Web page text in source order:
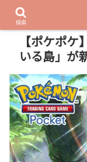
PR
【ポケポ
いる島」が
検索